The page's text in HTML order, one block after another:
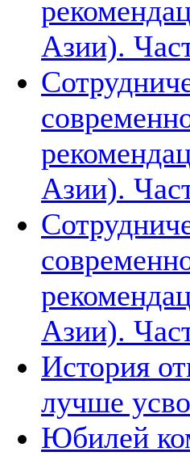
Азии).
Азии).
Азии).
История
лучше
Юбилей